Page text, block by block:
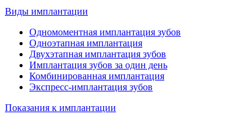
Виды имплантации
Одномоментная имплантация зубов
Одноэтапная имплантация
Двухэтапная имплантация зубов
Имплантация зубов за один день
Комбинированная имплантация
Экспресс-имплантация зубов
Показания к имплантации